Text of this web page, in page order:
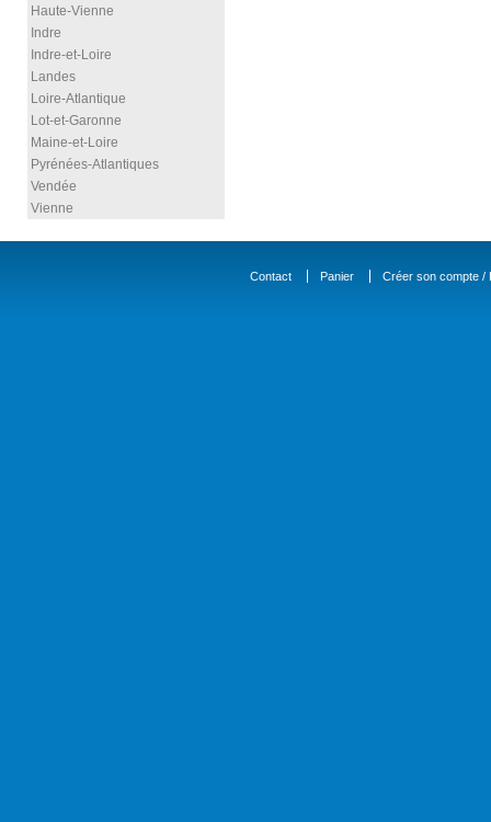
Haute-Vienne
Indre
Indre-et-Loire
Landes
Loire-Atlantique
Lot-et-Garonne
Maine-et-Loire
Pyrénées-Atlantiques
Vendée
Vienne
Contact Panier Créer son compte /